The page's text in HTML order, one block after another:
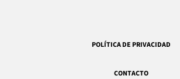
POLÍTICA DE PRIVACIDAD
CONTACTO